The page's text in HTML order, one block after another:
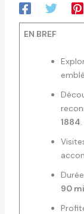
EN BREF
1884.
90